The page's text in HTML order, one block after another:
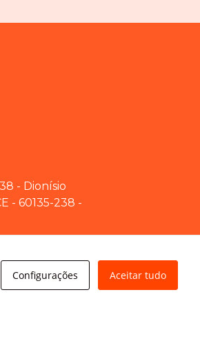
- Dionísio
- 60135-238 -
3015 – conj.
São Paulo - SP
Configurações Aceitar tudo